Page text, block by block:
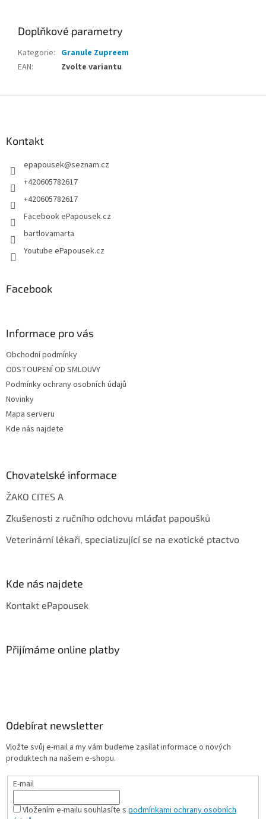
Doplňkové parametry
Kategorie: Granule Zupreem
EAN: Zvolte variantu
Kontakt
epapousek@seznam.cz
+420605782617
+420605782617
Facebook ePapousek.cz
bartlovamarta
Youtube ePapousek.cz
Facebook
Informace pro vás
Obchodní podmínky
ODSTOUPENÍ OD SMLOUVY
Podmínky ochrany osobních údajů
Novinky
Mapa serveru
Kde nás najdete
Chovatelské informace
ŽAKO CITES A
Zkušenosti z ručního odchovu mláďat papoušků
Veterinární lékaři, specializující se na exotické ptactvo
Kde nás najdete
Kontakt ePapousek
Přijímáme online platby
Odebírat newsletter
Vložte svůj e-mail a my vám budeme zasílat informace o nových
produktech na našem e-shopu.
E-mail
Vložením e-mailu souhlasíte s podmínkami ochrany osobních